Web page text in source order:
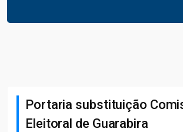
Portaria substituição
Eleitoral de Guarabira